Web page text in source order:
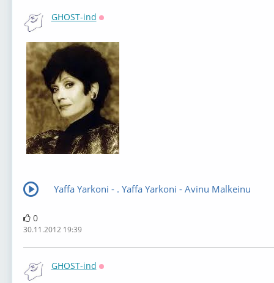
GHOST-ind
Yaffa Yarkoni - . Yaffa Yarkoni - Avinu Malkeinu
0
30.11.2012 19:39
GHOST-ind